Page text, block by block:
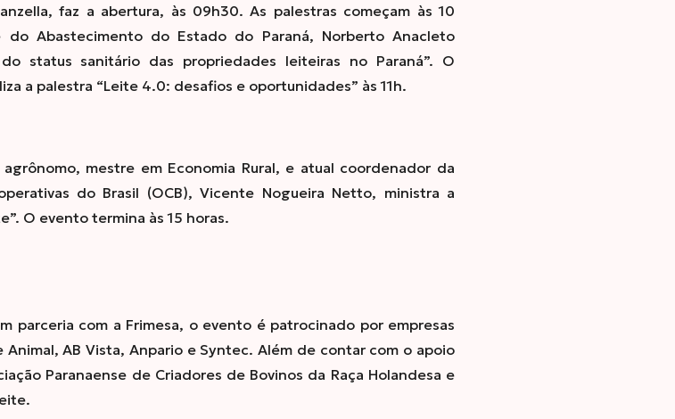
faz a abertura, às 09h30. As palestras começam às 10
Abastecimento do Estado do Paraná, Norberto Anacleto
status sanitário das propriedades leiteiras no Paraná”. O
a palestra “Leite 4.0: desafios e oportunidades” às 11h.
mestre em Economia Rural, e atual coordenador da
do Brasil (OCB), Vicente Nogueira Netto, ministra a
O evento termina às 15 horas.
parceria com a Frimesa, o evento é patrocinado por empresas
Animal, AB Vista, Anpario e Syntec. Além de contar com o apoio
Paranaense de Criadores de Bovinos da Raça Holandesa e